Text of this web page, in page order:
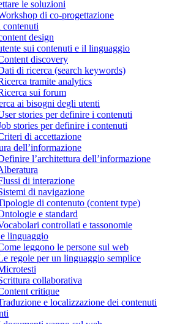
le soluzioni
di co-progettazione
contenuti
design
sui contenuti e il linguaggio
discovery
di ricerca (search keywords)
tramite analytics
sui forum
ai bisogni degli utenti
stories per definire i contenuti
stories per definire i contenuti
di accettazione
dell’informazione
l’architettura dell’informazione
di interazione
di navigazione
di contenuto (content type)
e standard
controllati e tassonomie
linguaggio
leggono le persone sul web
regole per un linguaggio semplice
collaborativa
critique
e localizzazione dei contenuti